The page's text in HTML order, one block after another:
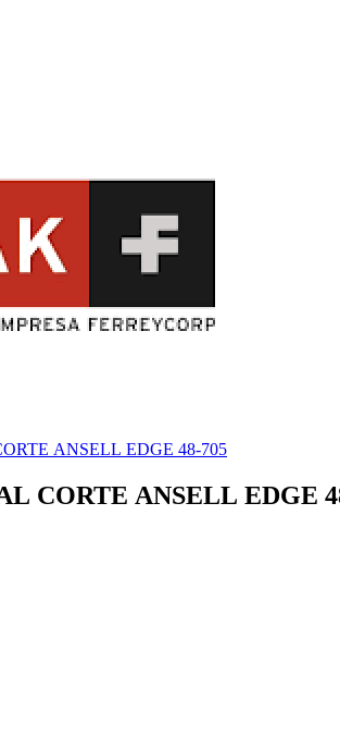
ANSELL EDGE 48-705
CORTE ANSELL EDGE